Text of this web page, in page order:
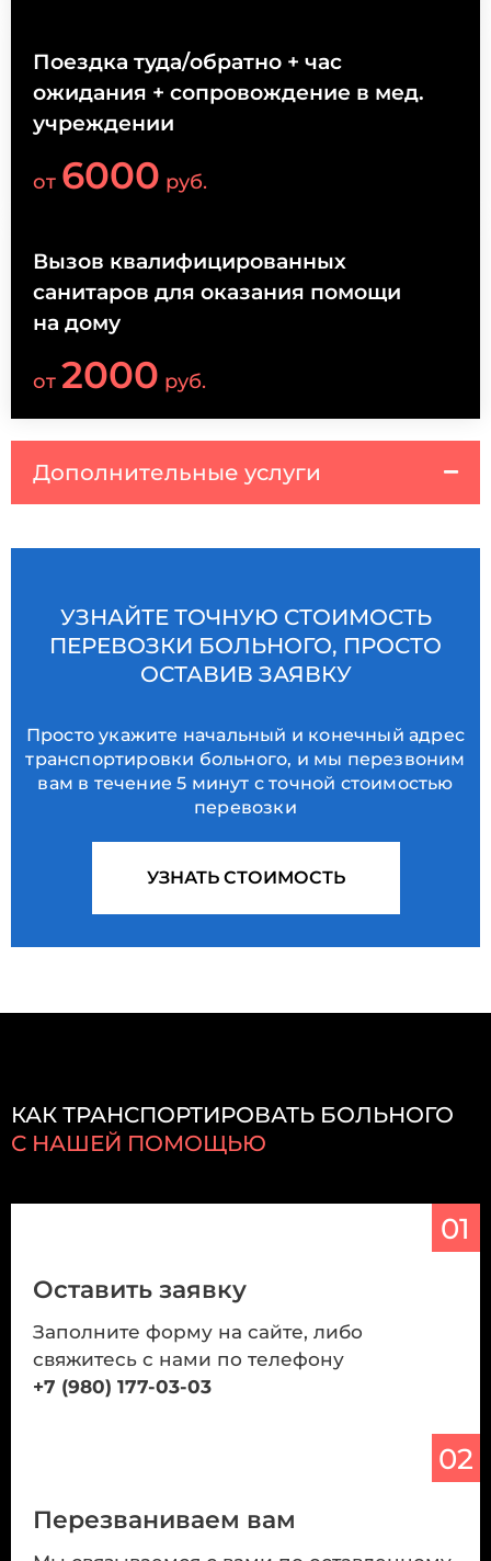
Поездка туда/обратно + час
ожидания + сопровождение в мед.
учреждении
от 6000 руб.
Вызов квалифицированных
санитаров для оказания помощи
на дому
от 2000 руб.
Дополнительные услуги
УЗНАЙТЕ ТОЧНУЮ СТОИМОСТЬ
ПЕРЕВОЗКИ БОЛЬНОГО, ПРОСТО
ОСТАВИВ ЗАЯВКУ
Просто укажите начальный и конечный адрес
транспортировки больного, и мы перезвоним
вам в течение 5 минут с точной стоимостью
перевозки
УЗНАТЬ СТОИМОСТЬ
КАК ТРАНСПОРТИРОВАТЬ БОЛЬНОГО
С НАШЕЙ ПОМОЩЬЮ
01
Оставить заявку
Заполните форму на сайте, либо
свяжитесь с нами по телефону
+7 (980) 177-03-03
02
Перезваниваем вам